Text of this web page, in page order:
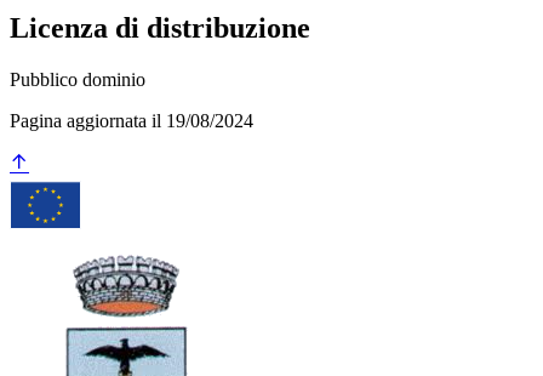
Licenza di distribuzione
Pubblico dominio
Pagina aggiornata il 19/08/2024